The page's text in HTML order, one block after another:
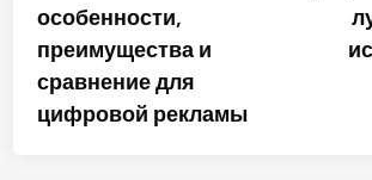
особенности,
преимущества и
сравнение для
цифровой рекламы